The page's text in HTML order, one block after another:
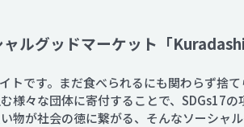
ルグッドマーケット「
です。まだ食べられるにも関わらず捨
々な団体に寄付することで、SDGs17の
が社会の徳に繋がる、そんなソーシャル